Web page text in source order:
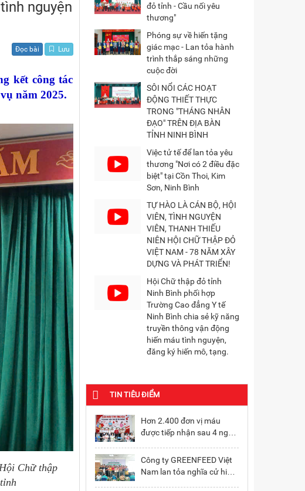
CÂU LẠC BỘ THANH XUÂN XANH NINH BÌNH
THẬP ĐỎ
nguyện
Đọc bài Lưu
kết công tác
năm 2025.
Chữ thập
đỏ tỉnh - Cầu nối yêu
thương"
Phóng sự về hiến tặng
giác mạc - Lan tỏa hành
trình thắp sáng những
cuộc đời
SÔI NỔI CÁC HOẠT
ĐỘNG THIẾT THỰC
TRONG "THÁNG NHÂN
ĐẠO" TRÊN ĐỊA BÀN
TỈNH NINH BÌNH
Việc tử tế để lan tỏa yêu
thương "Nơi có 2 điều đặc
biệt" tại Cồn Thoi, Kim
Sơn, Ninh Bình
TỰ HÀO LÀ CÁN BỘ, HỘI
VIÊN, TÌNH NGUYỆN
VIÊN, THANH THIẾU
NIÊN HỘI CHỮ THẬP ĐỎ
VIỆT NAM - 78 NĂM XÂY
DỰNG VÀ PHÁT TRIỂN!
Hội Chữ thập đỏ tỉnh
Ninh Bình phối hợp
Trường Cao đẳng Y tế
Ninh Bình chia sẻ kỹ năng
truyền thông vận động
hiến máu tình nguyện,
đăng ký hiến mô, tạng.
TIN TIÊU ĐIỂM
Hơn 2.400 đơn vị máu
được tiếp nhận sau 4 ngày
Công ty GREENFEED Việt
Nam lan tỏa nghĩa cử hiến